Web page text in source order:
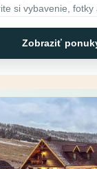
si vybavenie, fotky
Zobraziť